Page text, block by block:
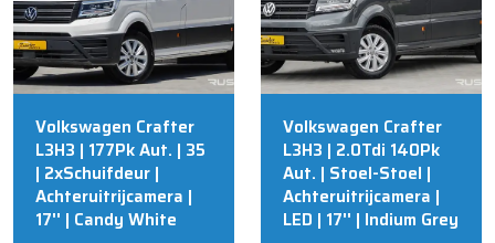
Volkswagen Crafter
L3H3 | 177Pk Aut. | 35
| 2xSchuifdeur |
Achteruitrijcamera |
17'' | Candy White
Volkswagen Crafter
L3H3 | 2.0Tdi 140Pk
Aut. | Stoel-Stoel |
Achteruitrijcamera |
LED | 17'' | Indium Grey